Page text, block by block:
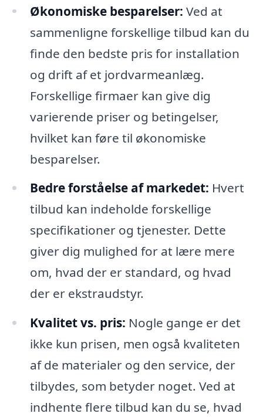
Økonomiske besparelser: Ved at
sammenligne forskellige tilbud kan du
finde den bedste pris for installation
og drift af et jordvarmeanlæg.
Forskellige firmaer kan give dig
varierende priser og betingelser,
hvilket kan føre til økonomiske
besparelser.
Bedre forståelse af markedet: Hvert
tilbud kan indeholde forskellige
specifikationer og tjenester. Dette
giver dig mulighed for at lære mere
om, hvad der er standard, og hvad
der er ekstraudstyr.
Kvalitet vs. pris: Nogle gange er det
ikke kun prisen, men også kvaliteten
af de materialer og den service, der
tilbydes, som betyder noget. Ved at
indhente flere tilbud kan du se, hvad